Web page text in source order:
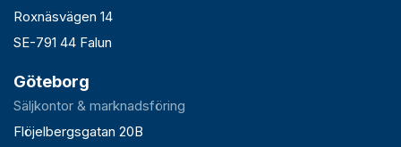
Roxnäsvägen 14
SE-791 44 Falun
Göteborg
Säljkontor & marknadsföring
Flöjelbergsgatan 20B